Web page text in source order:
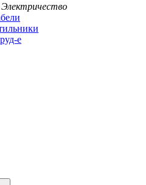
Электричество
е